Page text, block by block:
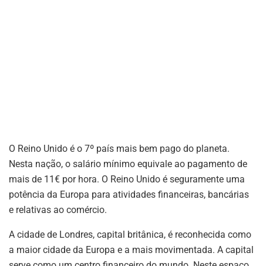
O Reino Unido é o 7º país mais bem pago do planeta.
Nesta nação, o salário mínimo equivale ao pagamento de
mais de 11€ por hora. O Reino Unido é seguramente uma
potência da Europa para atividades financeiras, bancárias
e relativas ao comércio.
A cidade de Londres, capital britânica, é reconhecida como
a maior cidade da Europa e a mais movimentada. A capital